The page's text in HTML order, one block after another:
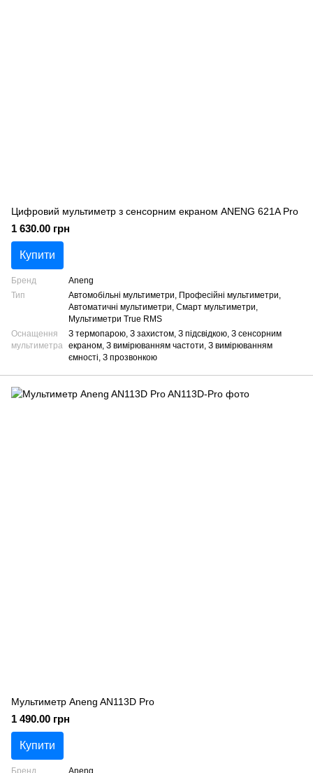
Цифровий мультиметр з сенсорним екраном ANENG 621A Pro
1 630.00 грн
Купити
Бренд
Aneng
Тип
Автомобільні мультиметри, Професійні мультиметри,
Автоматичні мультиметри, Смарт мультиметри,
Мультиметри True RMS
Оснащення
мультиметра
З термопарою, З захистом, З підсвідкою, З сенсорним
екраном, З вимірюванням частоти, З вимірюванням
ємності, З прозвонкою
Мультиметр Aneng AN113D Pro
1 490.00 грн
Купити
Бренд Aneng